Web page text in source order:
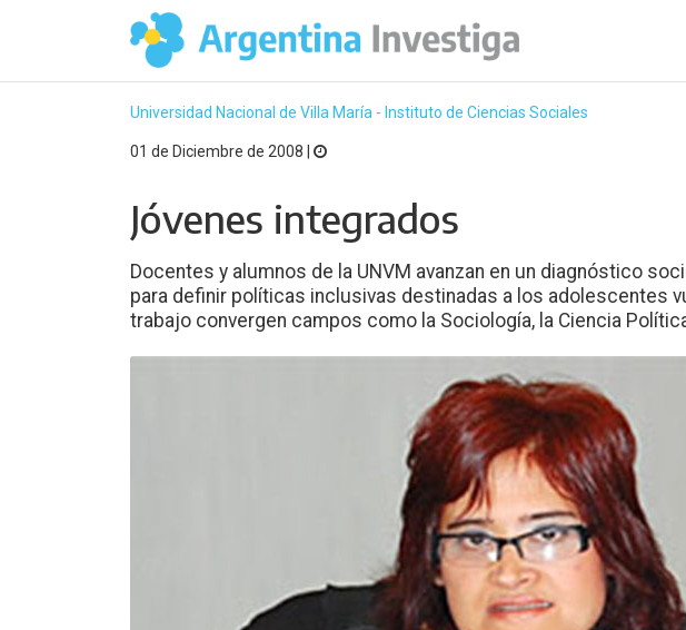
Universidad Nacional de Villa María - Instituto de Ciencias Sociales
01 de Diciembre de 2008 |
Jóvenes integrados
Docentes y alumnos de la UNVM avanzan en un diagnóstico
para definir políticas inclusivas destinadas a los adolescentes
trabajo convergen campos como la Sociología, la Ciencia